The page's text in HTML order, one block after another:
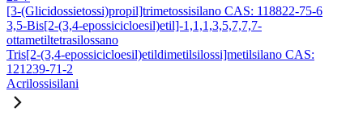
[3-(Glicidossietossi)propil]trimetossisilano CAS: 118822-75-6
3,5-Bis[2-(3,4-epossicicloesil)etil]-1,1,1,3,5,7,7,7-
ottametiltetrasilossano
Tris[2-(3,4-epossicicloesil)etildimetilsilossi]metilsilano CAS:
121239-71-2
Acrilossisilani